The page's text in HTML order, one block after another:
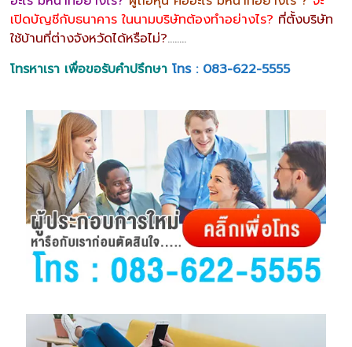
เปิดบัญชีกับธนาคาร ในนามบริษัทต้องทำอย่างไร? ที่ตั้งบริษัท
ใช้บ้านที่ต่างจังหวัดได้หรือไม่?……..
โทรหาเรา เพื่อขอรับคำปรึกษา โทร : 083-622-5555